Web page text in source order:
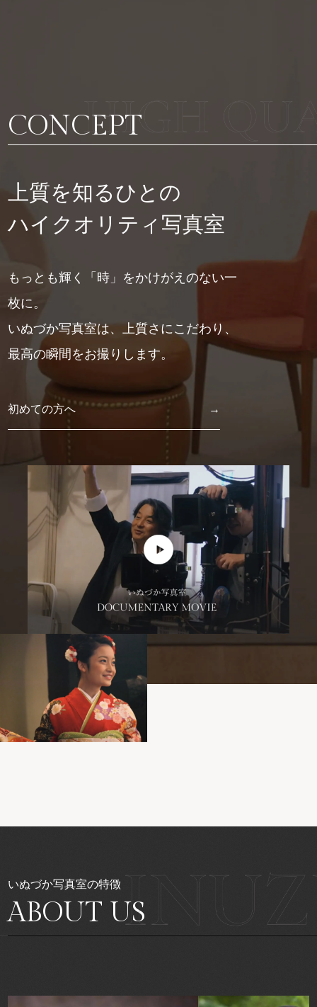
CONCEPT
上質を知るひとの
ハイクオリティ写真室
もっとも輝く「時」をかけがえのない一
枚に。
いぬづか写真室は、上質さにこだわり、
最高の瞬間をお撮りします。
初めての方へ
いぬづか写真室の特徴
ABOUT US